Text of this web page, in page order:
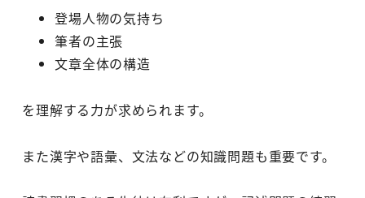
登場人物の気持ち
筆者の主張
文章全体の構造
を理解する力が求められます。
また漢字や語彙、文法などの知識問題も重要です。